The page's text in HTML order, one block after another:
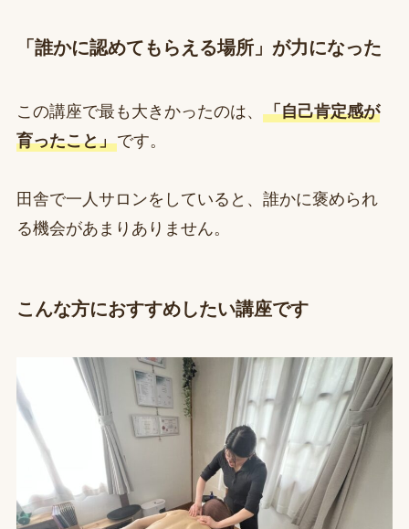
「誰かに認めてもらえる場所」が力になった
この講座で最も大きかったのは、 「自己肯定感が
育ったこと」です。
田舎で一人サロンをしていると、誰かに褒められ
る機会があまりありません。
こんな方におすすめしたい講座です